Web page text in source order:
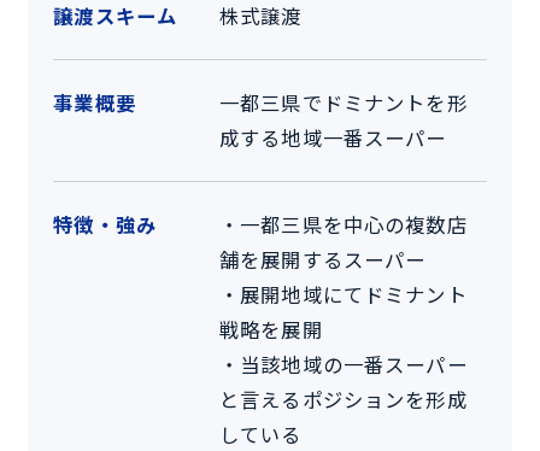
譲渡スキーム 株式譲渡
事業概要
一都三県でドミナントを形
成する地域一番スーパー
特徴・強み
・一都三県を中心の複数店
舗を展開するスーパー
・展開地域にてドミナント
戦略を展開
・当該地域の一番スーパー
と言えるポジションを形成
している